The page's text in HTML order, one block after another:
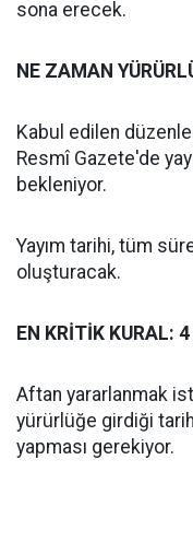
sona erecek.
NE ZAMAN
Kabul edilen
Resmî Gazete'de
bekleniyor.
Yayım tarihi, tüm
oluşturacak.
EN KRİTİK KURAL:
Aftan yararlanmak
yürürlüğe girdiği
yapması gerekiyor.